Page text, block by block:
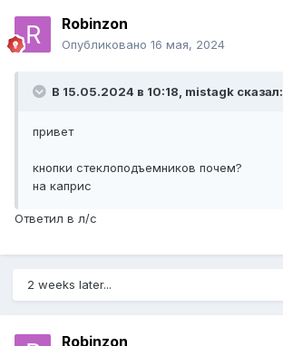
Robinzon
Опубликовано 16 мая, 2024
В 15.05.2024 в 10:18, mistagk сказал:
привет
кнопки стеклоподъемников почем?
на каприс
Ответил в л/с
2 weeks later...
Robinzon